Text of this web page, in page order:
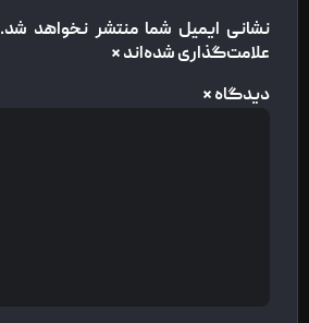
نشانی ایمیل شما منتشر نخواهد شد.
علامت‌گذاری شده‌اند*
دیدگاه*